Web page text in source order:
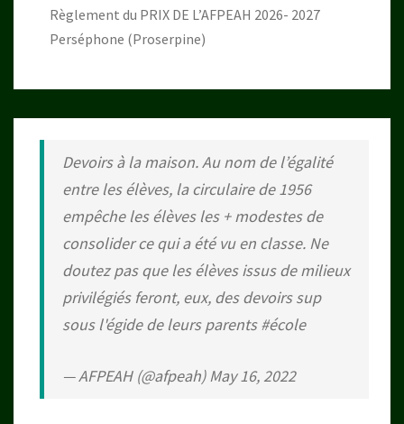
Règlement du PRIX DE L’AFPEAH 2026- 2027
Perséphone (Proserpine)
Devoirs à la maison. Au nom de l’égalité
entre les élèves, la circulaire de 1956
empêche les élèves les + modestes de
consolider ce qui a été vu en classe. Ne
doutez pas que les élèves issus de milieux
privilégiés feront, eux, des devoirs sup
sous l'égide de leurs parents#école
— AFPEAH (@afpeah)May 16, 2022